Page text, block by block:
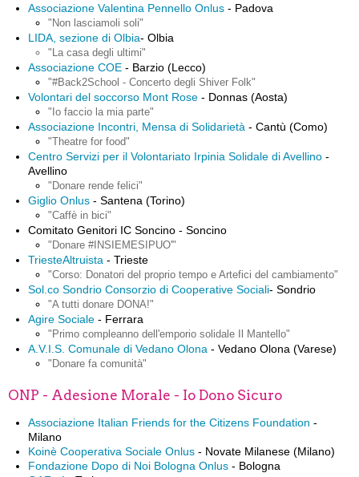
Associazione Valentina Pennello Onlus - Padova
"Non lasciamoli soli"
LIDA, sezione di Olbia- Olbia
"La casa degli ultimi"
Associazione COE - Barzio (Lecco)
"#Back2School - Concerto degli Shiver Folk"
Volontari del soccorso Mont Rose - Donnas (Aosta)
"Io faccio la mia parte"
Associazione Incontri, Mensa di Solidarietà - Cantù (Como)
"Theatre for food"
Centro Servizi per il Volontariato Irpinia Solidale di Avellino -
Avellino
"Donare rende felici"
Giglio Onlus - Santena (Torino)
"Caffè in bici"
Comitato Genitori IC Soncino - Soncino
"Donare #INSIEMESIPUO'"
TriesteAltruista - Trieste
"Corso: Donatori del proprio tempo e Artefici del cambiamento"
Sol.co Sondrio Consorzio di Cooperative Sociali- Sondrio
"A tutti donare DONA!"
Agire Sociale - Ferrara
"Primo compleanno dell'emporio solidale Il Mantello"
A.V.I.S. Comunale di Vedano Olona - Vedano Olona (Varese)
"Donare fa comunità"
ONP - Adesione Morale - Io Dono Sicuro
Associazione Italian Friends for the Citizens Foundation -
Milano
Koinè Cooperativa Sociale Onlus - Novate Milanese (Milano)
Fondazione Dopo di Noi Bologna Onlus - Bologna